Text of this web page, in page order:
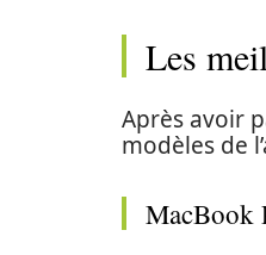
Les
Après avoir
modèles de
MacBook